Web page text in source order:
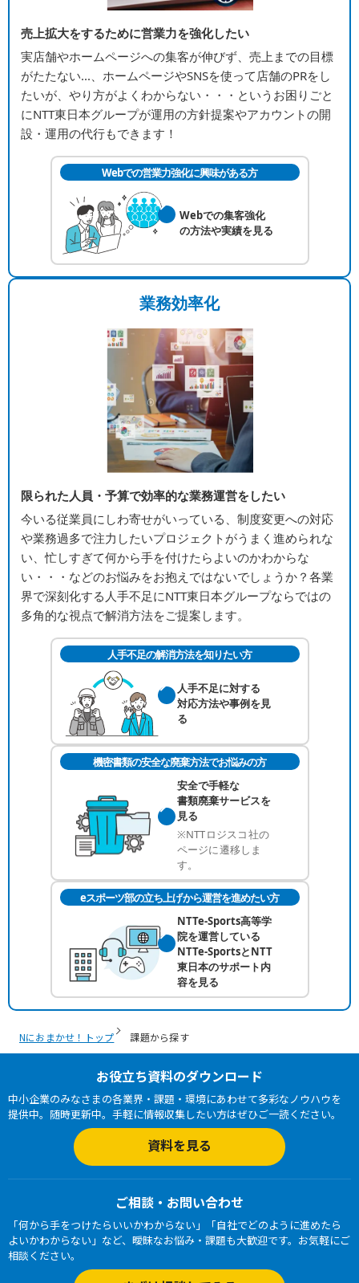
売上拡大をするために営業力を強化したい
実店舗やホームページへの集客が伸びず、売上までの目標
がたたない...、ホームページやSNSを使って店舗のPRをし
たいが、やり方がよくわからない・・・というお困りごと
にNTT東日本グループが運用の方針提案やアカウントの開
設・運用の代行もできます！
Webでの営業力強化に興味がある方
Webでの集客強化
の方法や実績を見る
業務効率化
限られた人員・予算で効率的な業務運営をしたい
今いる従業員にしわ寄せがいっている、制度変更への対応
や業務過多で注力したいプロジェクトがうまく進められな
い、忙しすぎて何から手を付けたらよいのかわからな
い・・・などのお悩みをお抱えではないでしょうか？各業
界で深刻化する人手不足にNTT東日本グループならではの
多角的な視点で解消方法をご提案します。
人手不足の解消方法を知りたい方
人手不足に対する
対応方法や事例を見
る
機密書類の安全な廃棄方法でお悩みの方
安全で手軽な
書類廃棄サービスを
見る
※NTTロジスコ社の
ページに遷移しま
す。
eスポーツ部の立ち上げから運営を進めたい方
NTTe-Sports高等学
院を運営している
NTTe-SportsとNTT
東日本のサポート内
容を見る
お役立ち資料のダウンロード
中小企業のみなさまの各業界・課題・環境にあわせて多彩なノウハウを
提供中。随時更新中。手軽に情報収集したい方はぜひご一読ください。
資料を見る
ご相談・お問い合わせ
「何から手をつけたらいいかわからない」「自社でどのように進めたら
よいかわからない」など、曖昧なお悩み・課題も大歓迎です。お気軽にご
相談ください。